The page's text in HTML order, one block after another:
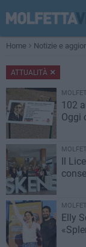
Home Notizie e
ATTUALITÀ
102
Oggi
Il
Elly